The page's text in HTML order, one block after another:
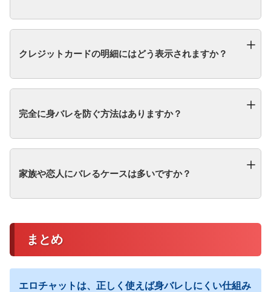
クレジットカードの明細にはどう表示されますか？
完全に身バレを防ぐ方法はありますか？
家族や恋人にバレるケースは多いですか？
まとめ
エロチャットは、正しく使えば身バレしにくい仕組み